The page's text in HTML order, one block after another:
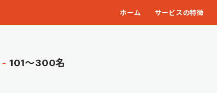
ホーム サービスの特徴
101〜300名